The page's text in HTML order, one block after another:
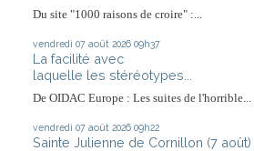
Du site "1000 raisons de croire" :...
vendredi 07 août 2026 09h37
La facilité avec
laquelle les stéréotypes...
De OIDAC Europe : Les suites de l'horrible...
vendredi 07 août 2026 09h22
Sainte Julienne de Cornillon (7 août)